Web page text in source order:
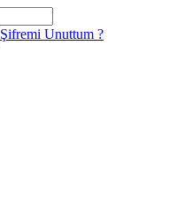
Şifremi Unuttum ?